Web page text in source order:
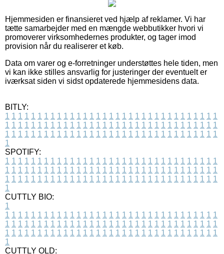
Hjemmesiden er finansieret ved hjælp af reklamer. Vi har
tætte samarbejder med en mængde webbutikker hvori vi
promoverer virksomhedernes produkter, og tager imod
provision når du realiserer et køb.
Data om varer og e-forretninger understøttes hele tiden, men
vi kan ikke stilles ansvarlig for justeringer der eventuelt er
iværksat siden vi sidst opdaterede hjemmesidens data.
BITLY:
1 1 1 1 1 1 1 1 1 1 1 1 1 1 1 1 1 1 1 1 1 1 1 1 1 1 1 1 1 1 1 1 1
1 1 1 1 1 1 1 1 1 1 1 1 1 1 1 1 1 1 1 1 1 1 1 1 1 1 1 1 1 1 1 1 1
1 1 1 1 1 1 1 1 1 1 1 1 1 1 1 1 1 1 1 1 1 1 1 1 1 1 1 1 1 1 1 1 1
1
SPOTIFY:
1 1 1 1 1 1 1 1 1 1 1 1 1 1 1 1 1 1 1 1 1 1 1 1 1 1 1 1 1 1 1 1 1
1 1 1 1 1 1 1 1 1 1 1 1 1 1 1 1 1 1 1 1 1 1 1 1 1 1 1 1 1 1 1 1 1
1 1 1 1 1 1 1 1 1 1 1 1 1 1 1 1 1 1 1 1 1 1 1 1 1 1 1 1 1 1 1 1 1
1
CUTTLY BIO:
1
1 1 1 1 1 1 1 1 1 1 1 1 1 1 1 1 1 1 1 1 1 1 1 1 1 1 1 1 1 1 1 1 1
1 1 1 1 1 1 1 1 1 1 1 1 1 1 1 1 1 1 1 1 1 1 1 1 1 1 1 1 1 1 1 1 1
1 1 1 1 1 1 1 1 1 1 1 1 1 1 1 1 1 1 1 1 1 1 1 1 1 1 1 1 1 1 1 1 1
1
CUTTLY OLD: